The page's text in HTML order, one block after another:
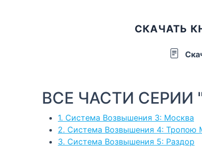
СКАЧАТЬ
ВСЕ ЧАСТИ СЕРИИ
1. Система Возвышения 3: Москва
2. Система Возвышения 4: Тропою
3. Система Возвышения 5: Раздор